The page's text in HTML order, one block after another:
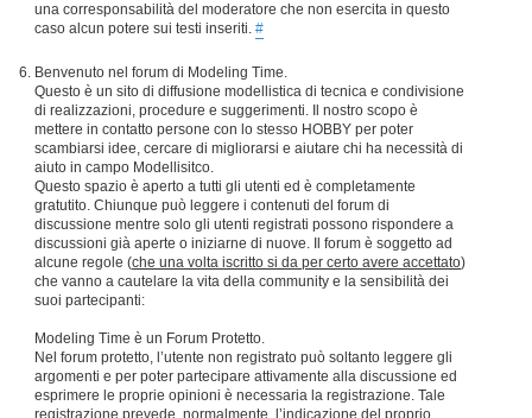
una corresponsabilità del moderatore che non esercita in questo
caso alcun potere sui testi inseriti. #
Benvenuto nel forum di Modeling Time.
Questo è un sito di diffusione modellistica di tecnica e condivisione
di realizzazioni, procedure e suggerimenti. Il nostro scopo è
mettere in contatto persone con lo stesso HOBBY per poter
scambiarsi idee, cercare di migliorarsi e aiutare chi ha necessità di
aiuto in campo Modellisitco.
Questo spazio è aperto a tutti gli utenti ed è completamente
gratutito. Chiunque può leggere i contenuti del forum di
discussione mentre solo gli utenti registrati possono rispondere a
discussioni già aperte o iniziarne di nuove. Il forum è soggetto ad
alcune regole (che una volta iscritto si da per certo avere accettato)
che vanno a cautelare la vita della community e la sensibilità dei
suoi partecipanti:
Modeling Time è un Forum Protetto.
Nel forum protetto, l’utente non registrato può soltanto leggere gli
argomenti e per poter partecipare attivamente alla discussione ed
esprimere le proprie opinioni è necessaria la registrazione. Tale
registrazione prevede, normalmente, l’indicazione del proprio